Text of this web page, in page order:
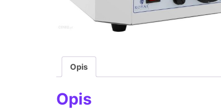
Opis
Opis